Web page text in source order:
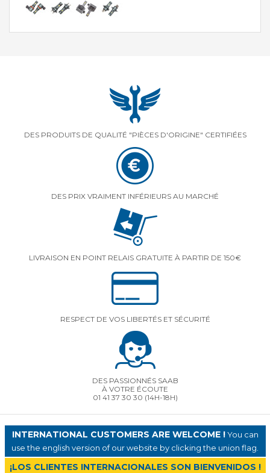
DES PRODUITS DE QUALITÉ "PIÈCES D'ORIGINE" CERTIFIÉES
DES PRIX VRAIMENT INFÉRIEURS AU MARCHÉ
LIVRAISON EN POINT RELAIS GRATUITE À PARTIR DE 150€
RESPECT DE VOS LIBERTÉS ET SÉCURITÉ
DES PASSIONNÉS SAAB
À VOTRE ÉCOUTE
01 41 37 30 30 (14H-18H)
INTERNATIONAL CUSTOMERS ARE WELCOME !You can
use the english version of our website by clicking the union flag.
¡LOS CLIENTES INTERNACIONALES SON BIENVENIDOS !